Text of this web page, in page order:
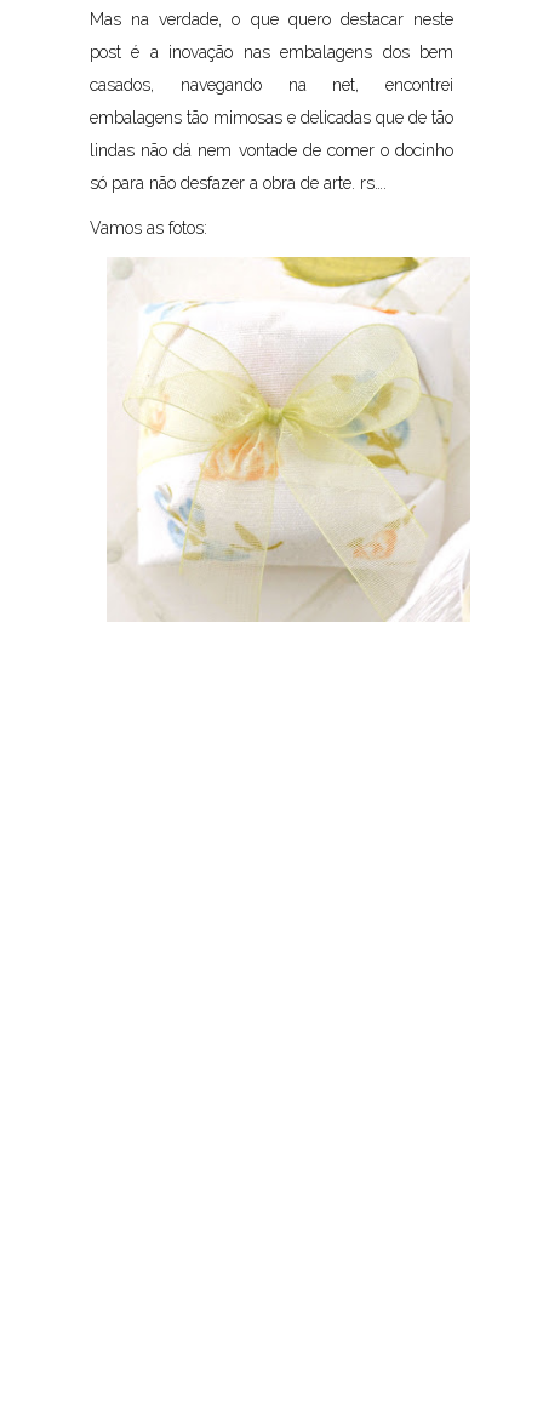
Mas na verdade, o que quero destacar neste
post é a inovação nas embalagens dos bem
casados, navegando na net, encontrei
embalagens tão mimosas e delicadas que de tão
lindas não dá nem vontade de comer o docinho
só para não desfazer a obra de arte. rs….
Vamos as fotos: